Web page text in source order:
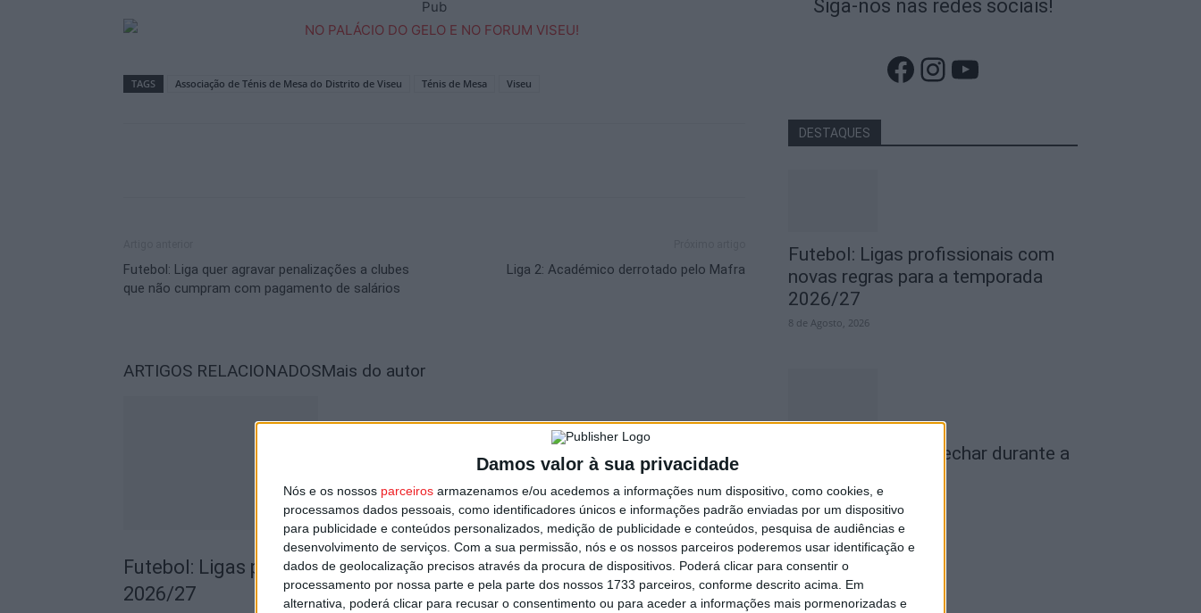
Damos valor à sua privacidade
Nós e os nossos parceiros armazenamos e/ou acedemos a informações num dispositivo, como cookies, e
processamos dados pessoais, como identificadores únicos e informações padrão enviadas por um dispositivo
para publicidade e conteúdos personalizados, medição de publicidade e conteúdos, pesquisa de audiências e
desenvolvimento de serviços. Com a sua permissão, nós e os nossos parceiros poderemos usar identificação e
dados de geolocalização precisos através da procura de dispositivos. Poderá clicar para consentir o
processamento por nossa parte e pela parte dos nossos 1733 parceiros, conforme descrito acima. Em
alternativa, poderá clicar para recusar o consentimento ou para aceder a informações mais pormenorizadas e
Pub
TAGS Associação de Ténis de Mesa do Distrito de Viseu Ténis de Mesa Viseu
Futebol: Liga quer agravar penalizações a clubes
que não cumpram com pagamento de salários
Liga 2: Académico derrotado pelo Mafra
ARTIGOS RELACIONADOSMais do autor
Futebol: Ligas profissionais com novas regras para a temporada
2026/27
Siga-nos nas redes sociais!
Facebook
Instagram
YouTube
DESTAQUES
Futebol: Ligas profissionais com
novas regras para a temporada
2026/27
8 de Agosto, 2026
Viseu: IP3 volta a fechar durante a
8 de Agosto, 2026